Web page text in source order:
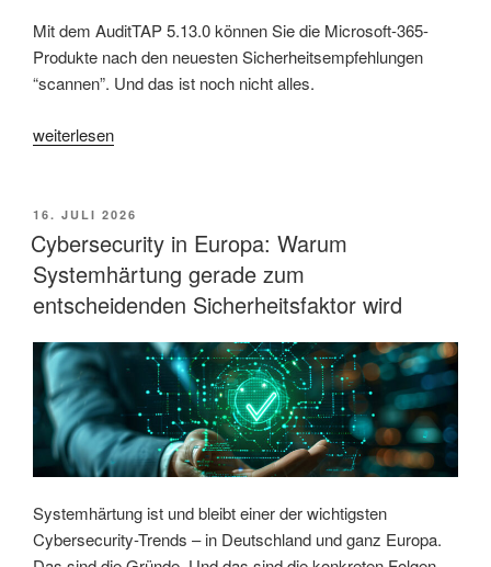
Mit dem AuditTAP 5.13.0 können Sie die Microsoft-365-
Produkte nach den neuesten Sicherheitsempfehlungen
“scannen”. Und das ist noch nicht alles.
„Wie
Ihre
Office-
Anwendungen
gehärtet?
Machen
Sie
den
schnellen
Check!“
weiterlesen
VERÖFFENTLICHT
AM
16. JULI 2026
Cybersecurity in Europa: Warum
Systemhärtung gerade zum
entscheidenden Sicherheitsfaktor wird
Systemhärtung ist und bleibt einer der wichtigsten
Cybersecurity-Trends – in Deutschland und ganz Europa.